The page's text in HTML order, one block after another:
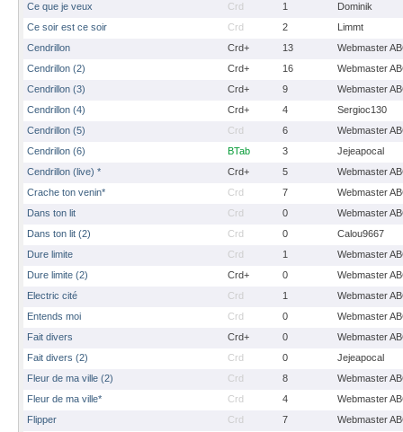
Ce que je veux
Crd 1
Dominik
Ce soir est ce soir
Crd 2
Limmt
Cendrillon
Crd+ 13
Webmaster
Cendrillon (2)
Crd+ 16
Webmaster
Cendrillon (3)
Crd+ 9
Webmaster
Cendrillon (4)
Crd+ 4
Sergioc130
Cendrillon (5)
Crd 6
Webmaster
Cendrillon (6)
BTab 3
Jejeapocal
Cendrillon (live) *
Crd+ 5
Webmaster
Crache ton venin*
Crd 7
Webmaster
Dans ton lit
Crd 0
Webmaster
Dans ton lit (2)
Crd 0
Calou9667
Dure limite
Crd 1
Webmaster
Dure limite (2)
Crd+ 0
Webmaster
Electric cité
Crd 1
Webmaster
Entends moi
Crd 0
Webmaster
Fait divers
Crd+ 0
Webmaster
Fait divers (2)
Crd 0
Jejeapocal
Fleur de ma ville (2)
Crd 8
Webmaster
Fleur de ma ville*
Crd 4
Webmaster
Flipper
Crd 7
Webmaster